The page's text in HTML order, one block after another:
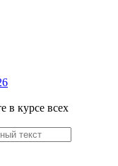
в курсе всех